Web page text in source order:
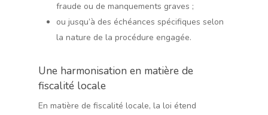
fraude ou de manquements graves ;
ou jusqu’à des échéances spécifiques selon
la nature de la procédure engagée.
Une harmonisation en matière de
fiscalité locale
En matière de fiscalité locale, la loi étend